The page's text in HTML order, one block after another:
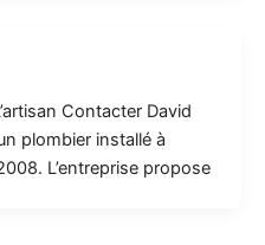
Contacter David
plombier installé à
L’entreprise propose